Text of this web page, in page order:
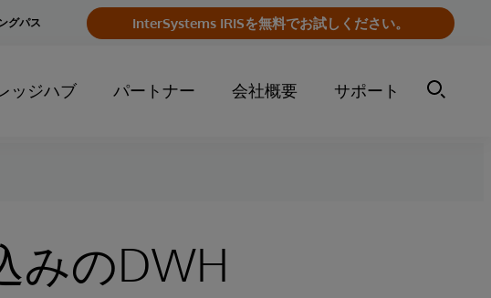
InterSystems IRISを無料でお試しください。
グパス
ッジハブ パートナー 会社概要 サポート
みのDWH